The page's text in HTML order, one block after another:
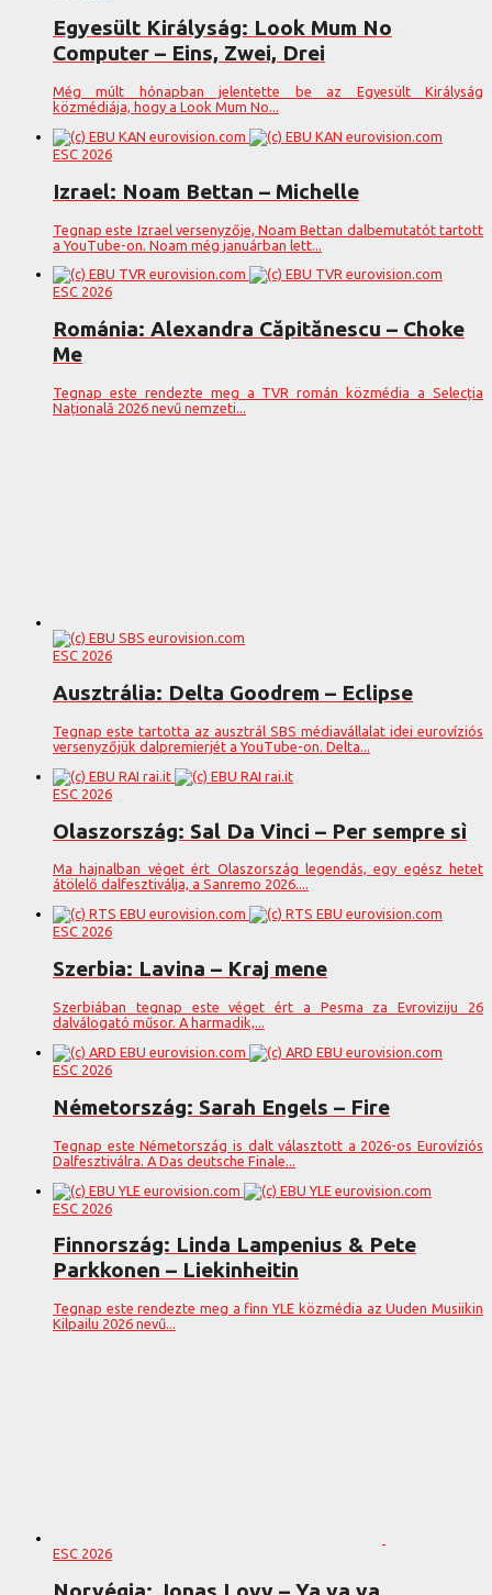
Egyesült Királyság: Look Mum No
Computer – Eins, Zwei, Drei
Még múlt hónapban jelentette be az Egyesült Királyság
közmédiája, hogy a Look Mum No...
ESC 2026
Izrael: Noam Bettan – Michelle
Tegnap este Izrael versenyzője, Noam Bettan dalbemutatót tartott
a YouTube-on. Noam még januárban lett...
ESC 2026
Románia: Alexandra Căpitănescu – Choke
Me
Tegnap este rendezte meg a TVR román közmédia a Selecția
Națională 2026 nevű nemzeti...
ESC 2026
Ausztrália: Delta Goodrem – Eclipse
Tegnap este tartotta az ausztrál SBS médiavállalat idei eurovíziós
versenyzőjük dalpremierjét a YouTube-on. Delta...
ESC 2026
Olaszország: Sal Da Vinci – Per sempre sì
Ma hajnalban véget ért Olaszország legendás, egy egész hetet
átölelő dalfesztiválja, a Sanremo 2026....
ESC 2026
Szerbia: Lavina – Kraj mene
Szerbiában tegnap este véget ért a Pesma za Evroviziju 26
dalválogató műsor. A harmadik,...
ESC 2026
Németország: Sarah Engels – Fire
Tegnap este Németország is dalt választott a 2026-os Eurovíziós
Dalfesztiválra. A Das deutsche Finale...
ESC 2026
Finnország: Linda Lampenius & Pete
Parkkonen – Liekinheitin
Tegnap este rendezte meg a finn YLE közmédia az Uuden Musiikin
Kilpailu 2026 nevű...
ESC 2026